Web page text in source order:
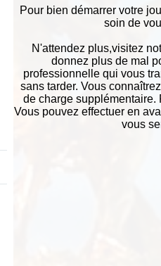
Pour bien démarrer votre
soin de
N'attendez plus,visitez
donnez plus de mal
professionnelle qui vous
sans tarder. Vous
de charge supplémentaire.
Vous pouvez effectuer en
vous